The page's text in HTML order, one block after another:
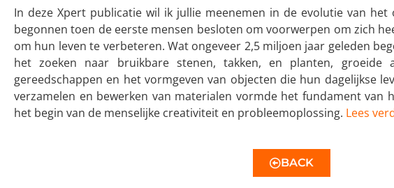
In deze Xpert publicatie wil ik jullie meenemen in de evolutie van
begonnen toen de eerste mensen besloten om voorwerpen om zich
om hun leven te verbeteren. Wat ongeveer 2,5 miljoen jaar geleden
het zoeken naar bruikbare stenen, takken, en planten,
gereedschappen en het vormgeven van objecten die hun dagelijkse
verzamelen en bewerken van materialen vormde het fundament van
het begin van de menselijke creativiteit en probleemoplossing. Lees
BACK